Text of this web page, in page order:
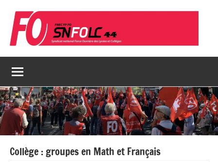
contenu
Collège : groupes en Math et Français